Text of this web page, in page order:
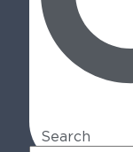
Search